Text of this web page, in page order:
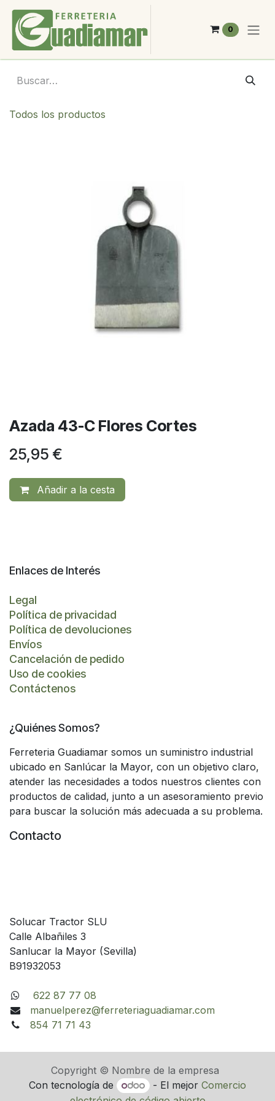
Ir al contenido
0
Todos los productos
Azada 43-C Flores Cortes
25,95 €
Añadir a la cesta
Enlaces de Interés
Legal
Política de privacidad
Política de devoluciones
Envíos
Cancelación de pedido
Uso de cookies
Contáctenos
¿Quiénes Somos?
Ferreteria Guadiamar somos un suministro industrial
ubicado en Sanlúcar la Mayor, con un objetivo claro,
atender las necesidades a todos nuestros clientes con
productos de calidad, junto a un asesoramiento previo
para buscar la solución más adecuada a su problema.
Contacto
Solucar Tractor SLU
Calle Albañiles 3
Sanlucar la Mayor (Sevilla)
B91932053
622 87 77 08
manuelperez@ferreteriaguadiamar.com
854 71 71 43
Copyright © Nombre de la empresa
Con tecnología de
- El mejorComercio